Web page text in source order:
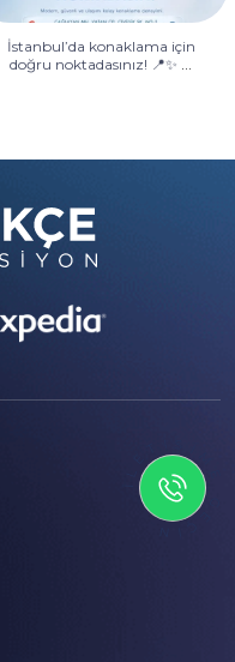
İLETİSİME GEÇİN
İstanbul’da konaklama için
doğru noktadasınız! 📍✨